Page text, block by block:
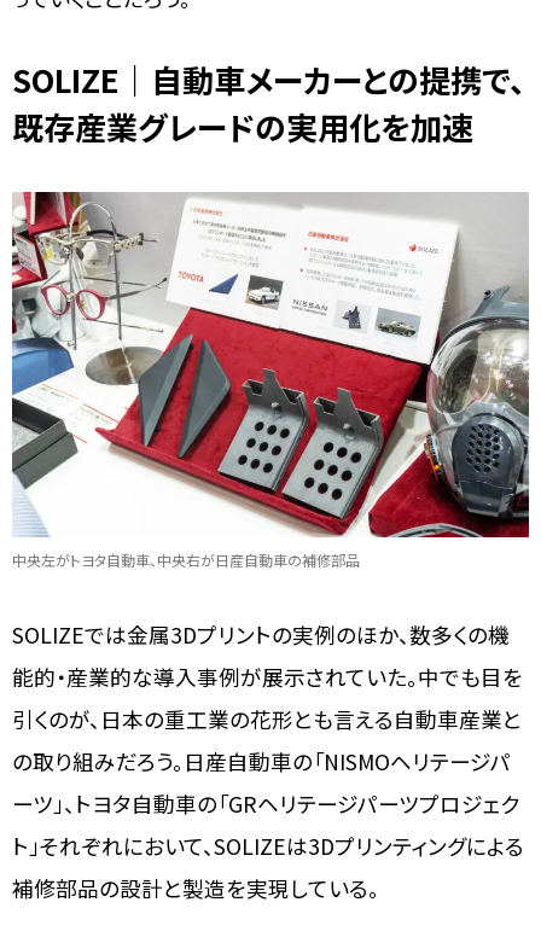
SOLIZE｜自動車メーカーとの提携で、
既存産業グレードの実用化を加速
中央左がトヨタ自動車、中央右が日産自動車の補修部品
SOLIZEでは金属3Dプリントの実例のほか、数多くの機
能的・産業的な導入事例が展示されていた。中でも目を
引くのが、日本の重工業の花形とも言える自動車産業と
の取り組みだろう。日産自動車の「NISMOヘリテージパ
ーツ」、トヨタ自動車の「GRヘリテージパーツプロジェク
ト」それぞれにおいて、SOLIZEは3Dプリンティングによる
補修部品の設計と製造を実現している。